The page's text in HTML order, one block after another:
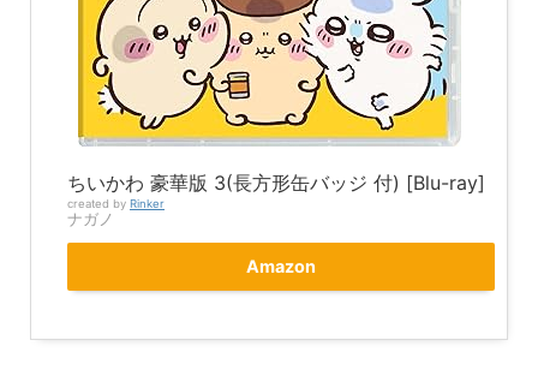
ちいかわ 豪華版 3(長方形缶バッジ 付) [Blu-ray]
created by Rinker
ナガノ
Amazon